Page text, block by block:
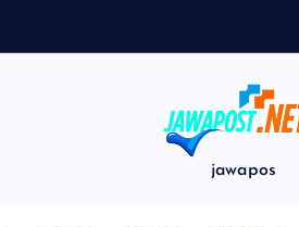
jawapos